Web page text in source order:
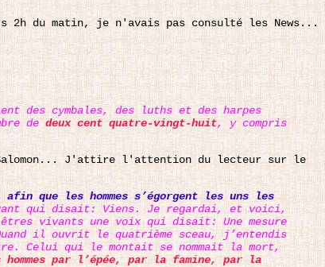
2h du matin, je n'avais pas consulté les News...
des cymbales, des luths et des harpes
de deux cent quatre-vingt-huit, y compris
Salomon... J'attire l'attention du lecteur sur le
que les hommes s’égorgent les uns les
qui disait: Viens. Je regardai, et voici,
vivants une voix qui disait: Une mesure
il ouvrit le quatrième sceau, j’entendis
Celui qui le montait se nommait la mort,
par l’épée, par la famine, par la